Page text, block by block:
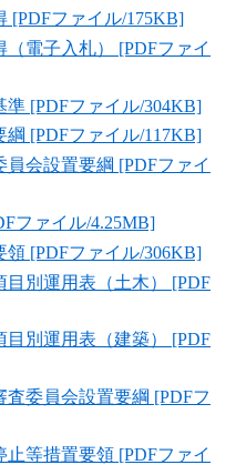
[PDFファイル/175KB]
（電子入札） [PDFファイ
[PDFファイル/304KB]
[PDFファイル/117KB]
会設置要綱 [PDFファイ
ファイル/4.25MB]
[PDFファイル/306KB]
目別運用表（土木） [PDF
別運用表（建築） [PDF
委員会設置要綱 [PDFフ
等措置要領 [PDFファイ